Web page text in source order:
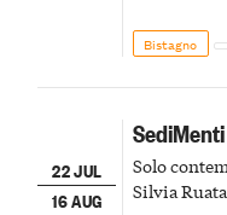
Bistagno
22 JUL
16 AUG
SediMenti
Solo
Silvia Ruata